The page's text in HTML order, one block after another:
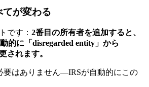
が変わる
です： 2番目の所有者を追加すると、
的に「disregarded entity」から
されます。
要はありません—IRSが自動的にこの